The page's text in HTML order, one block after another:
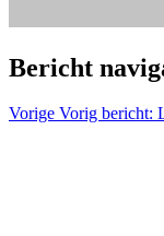
Bericht
Vorige Vorig bericht: